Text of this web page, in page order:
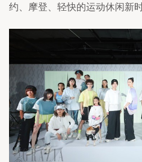
约、摩登、轻快的运动休闲新时